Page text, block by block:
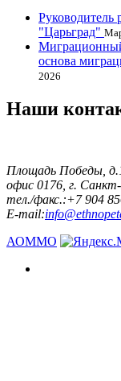
Руководитель
"Царьград"
основа
2026
Наши
Площадь Победы,
офис 0176, г.
тел./факс.:+7 904
E-mail:
АОММО